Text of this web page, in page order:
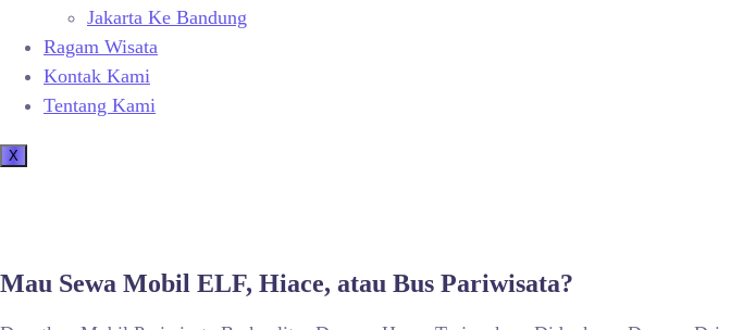
Jakarta Ke Bandung
Ragam Wisata
Kontak Kami
Tentang Kami
X
Mau Sewa Mobil ELF, Hiace, atau Bus Pariwisata?